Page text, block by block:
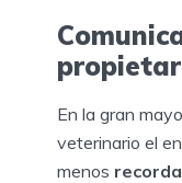
En la gran
veterinario el
menos